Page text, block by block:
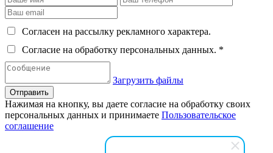
Согласен на рассылку рекламного характера.
Согласие на обработку персональных данных. *
Загрузить файлы
Отправить
Нажимая на кнопку, вы даете согласие на обработку своих
персональных данных и принимаете Пользовательское
соглашение